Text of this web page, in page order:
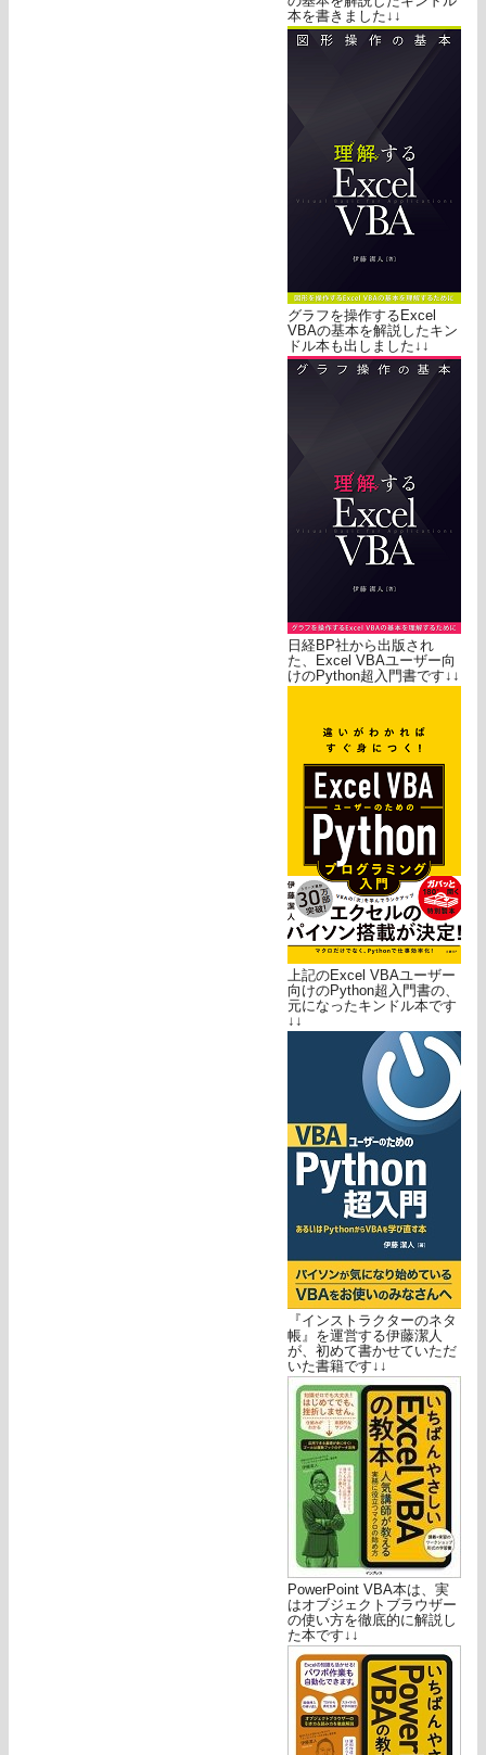
本を書きました↓↓
グラフを操作するExcel
VBAの基本を解説したキン
ドル本も出しました↓↓
日経BP社から出版され
た、Excel VBAユーザー向
けのPython超入門書です↓↓
上記のExcel VBAユーザー
向けのPython超入門書の、
元になったキンドル本です
↓↓
『インストラクターのネタ
帳』を運営する伊藤潔人
が、初めて書かせていただ
いた書籍です↓↓
PowerPoint VBA本は、実
はオブジェクトブラウザー
の使い方を徹底的に解説し
た本です↓↓